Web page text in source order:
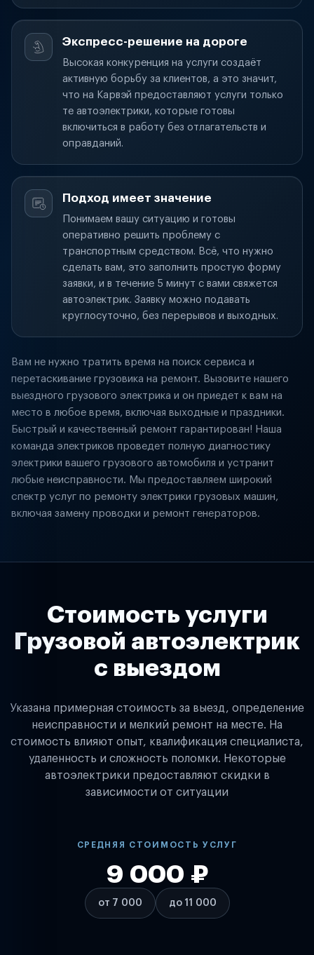
Экспресс-решение на дороге
Высокая конкуренция на услуги создаёт
активную борьбу за клиентов, а это значит,
что на Карвэй предоставляют услуги только
те автоэлектрики, которые готовы
включиться в работу без отлагательств и
оправданий.
Подход имеет значение
Понимаем вашу ситуацию и готовы
оперативно решить проблему с
транспортным средством. Всё, что нужно
сделать вам, это заполнить простую форму
заявки, и в течение 5 минут с вами свяжется
автоэлектрик. Заявку можно подавать
круглосуточно, без перерывов и выходных.
Вам не нужно тратить время на поиск сервиса и
перетаскивание грузовика на ремонт. Вызовите нашего
выездного грузового электрика и он приедет к вам на
место в любое время, включая выходные и праздники.
Быстрый и качественный ремонт гарантирован! Наша
команда электриков проведет полную диагностику
электрики вашего грузового автомобиля и устранит
любые неисправности. Мы предоставляем широкий
спектр услуг по ремонту электрики грузовых машин,
включая замену проводки и ремонт генераторов.
Стоимость услуги
Грузовой автоэлектрик
с выездом
Указана примерная стоимость за выезд, определение
неисправности и мелкий ремонт на месте. На
стоимость влияют опыт, квалификация специалиста,
удаленность и сложность поломки. Некоторые
автоэлектрики предоставляют скидки в
зависимости от ситуации
СРЕДНЯЯ СТОИМОСТЬ УСЛУГ
от 7 000
9 000 ₽
до 11 000